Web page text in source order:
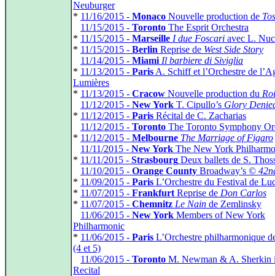
Neuburger
* 11/16/2015 - Monaco Nouvelle production de
11/15/2015 - Toronto The Esprit Orchestra
* 11/15/2015 - Marseille I due Foscari avec L.
* 11/15/2015 - Berlin Reprise de West Side Story
11/14/2015 - Miami Il barbiere di Siviglia
* 11/13/2015 - Paris A. Schiff et l’Orchestre de
Lumières
* 11/13/2015 - Cracow Nouvelle production du
11/12/2015 - New York T. Cipullo’s Glory
* 11/12/2015 - Paris Récital de C. Zacharias
11/12/2015 - Toronto The Toronto Symphony
* 11/12/2015 - Melbourne The Marriage of Figaro
11/11/2015 - New York The New York
* 11/11/2015 - Strasbourg Deux ballets de S.
11/10/2015 - Orange County Broadway’s ©
* 11/09/2015 - Paris L’Orchestre du Festival de
* 11/07/2015 - Frankfurt Reprise de Don Carlos
* 11/07/2015 - Chemnitz Le Nain de Zemlinsky
11/06/2015 - New York Members of New York
Philharmonic
* 11/06/2015 - Paris L’Orchestre philharmonique
(4 et 5)
11/06/2015 - Toronto M. Newman & A. Sherkin
Recital